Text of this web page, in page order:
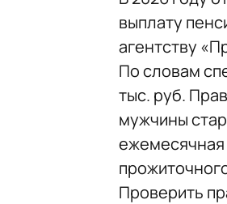
выплату
агентству
По словам
тыс. руб.
мужчины
ежемесячная
Проверить